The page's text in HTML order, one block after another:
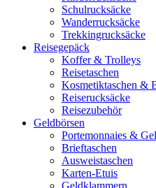
Schulrucksäcke
Wanderrucksäcke
Trekkingrucksäcke
Reisegepäck
Koffer & Trolleys
Reisetaschen
Kosmetiktaschen &
Reiserucksäcke
Reisezubehör
Geldbörsen
Portemonnaies &
Brieftaschen
Ausweistaschen
Karten-Etuis
Geldklammern